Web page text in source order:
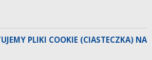
PLIKI COOKIE (CIASTECZKA) NA